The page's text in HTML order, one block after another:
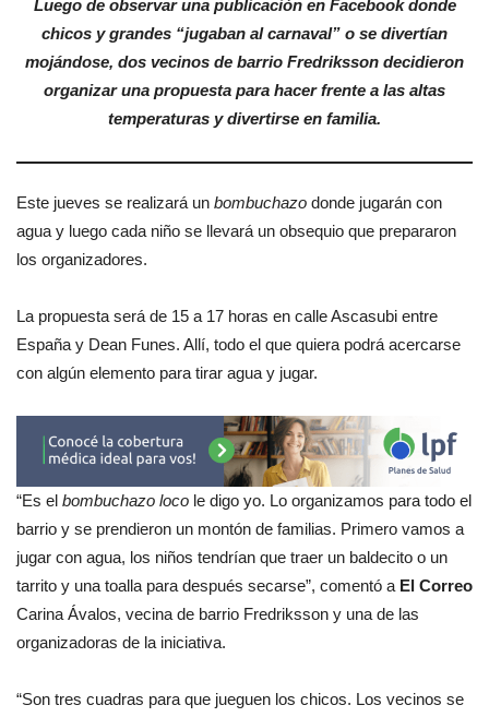
Luego de observar una publicación en Facebook donde
chicos y grandes “jugaban al carnaval” o se divertían
mojándose, dos vecinos de barrio Fredriksson decidieron
organizar una propuesta para hacer frente a las altas
temperaturas y divertirse en familia.
Este jueves se realizará un bombuchazo donde jugarán con
agua y luego cada niño se llevará un obsequio que prepararon
los organizadores.
La propuesta será de 15 a 17 horas en calle Ascasubi entre
España y Dean Funes. Allí, todo el que quiera podrá acercarse
con algún elemento para tirar agua y jugar.
“Es el bombuchazo loco le digo yo. Lo organizamos para todo el
barrio y se prendieron un montón de familias. Primero vamos a
jugar con agua, los niños tendrían que traer un baldecito o un
tarrito y una toalla para después secarse”, comentó a El Correo
Carina Ávalos, vecina de barrio Fredriksson y una de las
organizadoras de la iniciativa.
“Son tres cuadras para que jueguen los chicos. Los vecinos se